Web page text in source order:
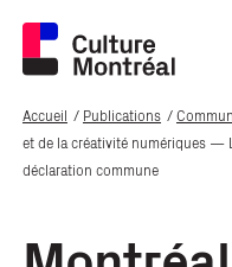
Accueil Publications
et de la créativité numériques —
déclaration commune